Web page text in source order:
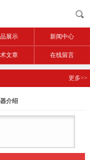
展示 新闻中心
文章 在线留言
更多>>
介绍